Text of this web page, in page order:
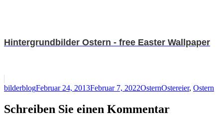
Hintergrundbilder Ostern - free Easter Wallpaper
Autor
bilderblogVeröffentlicht
Februar 24, 2013Februar 7, 2022Kategorien
OsternSchlagwörter
Ostereier, Ostern
Schreiben Sie einen Kommentar